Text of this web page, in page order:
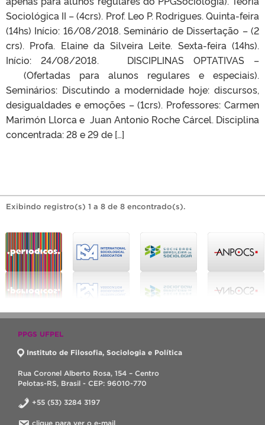
Sociológica II – (4crs). Prof. Leo P. Rodrigues. Quinta-feira
(14hs) Início: 16/08/2018. Seminário de Dissertação – (2
crs). Profa. Elaine da Silveira Leite. Sexta-feira (14hs).
Início: 24/08/2018. DISCIPLINAS OPTATIVAS –
(Ofertadas para alunos regulares e especiais).
Seminários: Discutindo a modernidade hoje: discursos,
desigualdades e emoções – (1crs). Professores: Carmen
Marimón Llorca e Juan Antonio Roche Cárcel. Disciplina
concentrada: 28 e 29 de […]
Exibindo registro(s) 1 a 8 de 8 encontrado(s).
PPGS UFPEL
Instituto de Filosofia, Sociologia e Política
Rua Coronel Alberto Rosa, 154 – Centro
Pelotas-RS, Brasil - CEP: 96010-770
+55 (53) 3284 3197
clique para ver o e-mail